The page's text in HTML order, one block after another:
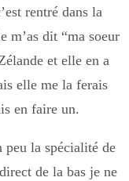
rentré dans la
m’as dit “ma soeur
et elle en a
elle me la ferais
en faire un.
peu la spécialité de
de la bas je ne